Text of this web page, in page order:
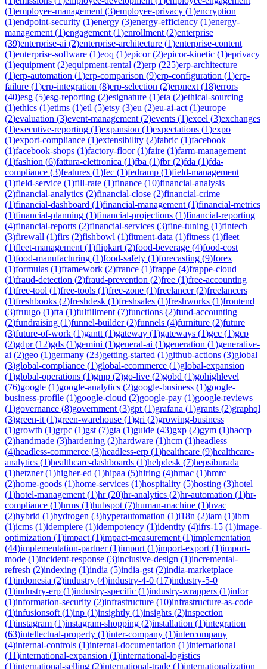
(1)employee-management (3)employee-privacy (1)encryption
(1)endpoint-security (1)energy (3)energy-efficiency (1)energy-
management (1)engagement (1)enrollment (2)enterprise
(39)enterprise-ai (2)enterprise-architecture (1)enterprise-content
(1)enterprise-software (1)eoq (1)epicor(2)epicor-kinetic (1)eprivacy
(1)equipment (2)equipment-rental (2)erp (225)erp-architecture
(1)erp-automation (1)erp-comparison (9)erp-configuration (1)erp-
failure (1)erp-integration (8)erp-selection (2)erpnext (18)errors
(40)esg (5)esg-reporting (2)esignature (1)eta (2)ethical-sourcing
(1)ethics (1)etims (1)etl (5)etsy (3)eu (2)eu-ai-act (1)europe
(2)evaluation (3)event-management (2)events (1)excel (3)exchanges
(1)executive-reporting (1)expansion (1)expectations (1)expo
(1)export-compliance (1)extensibility (2)fabric (1)facebook
(1)facebook-shops (1)factory-floor(1)faire (1)farm-management
(1)fashion (6)fattura-elettronica (1)fba (1)fbr(2)fda (1)fda-
compliance (3)features (1)fec (1)fedramp (1)field-management
(1)field-service (1)fill-rate (1)finance (10)financial-analysis
(2)financial-analytics (2)financial-close (2)financial-crime
(1)financial-dashboard (1)financial-management (1)financial-metrics
(1)financial-planning (1)financial-projections (1)financial-reporting
(4)financial-reports (2)financial-services (3)fine-tuning (1)fintech
(3)firewall (1)firs (2)fishbowl (1)fitment-data (1)fitness (1)fleet
(1)fleet-management (1)flipkart (2)food-beverage (4)food-cost
(1)food-manufacturing (1)food-safety (1)forecasting (9)forex
(1)formulas (1)framework (2)france (1)frappe (4)frappe-cloud
(1)fraud-detection (2)fraud-prevention (2)free (1)free-accounting
(1)free-tool (1)free-tools (1)free-zone (1)freelancer(2)freelancers
(1)freshbooks (2)freshdesk (1)freshsales (1)freshworks (1)frontend
(3)fruugo (1)fta (1)fulfillment (7)functions (2)fund-accounting
(2)fundraising (1)funnel-builder(2)funnels (4)furniture (2)future
(3)future-of-work (1)gantt (1)gateway (1)gateways (1)gcc (1)gcp
(2)gdpr(12)gds (1)gemini (1)general-ai (1)generation (1)generative-
ai (2)geo (1)germany (23)getting-started (1)github-actions (3)global
(3)global-compliance (1)global-ecommerce (1)global-expansion
(1)global-operations (1)gmp (2)go-live (2)gobd (1)gohighlevel
(76)google (1)google-analytics (2)google-business (1)google-
business-profile (1)google-cloud (2)google-pay (1)google-reviews
(1)governance (8)government (3)gpt (1)grafana (1)grants (2)graphql
(3)green-it (1)green-warehouse (1)gri (2)growing-business
(1)growth (1)grpc (1)gst (7)gta (1)guide (43)gxp (2)gym (1)haccp
(2)handmade (3)hardening (2)hardware (1)hcm (1)headless
(4)headless-commerce (3)headless-erp (1)healthcare (9)healthcare-
analytics (1)healthcare-dashboards (1)helpdesk (7)hepsiburada
(1)hetzner(1)higher-ed (1)hipaa (5)hiring (4)hmac (1)hmrc
(2)home-goods (1)home-services (1)hospitality (5)hosting (3)hotel
(1)hotel-management (1)hr(20)hr-analytics (2)hr-automation (1)hr-
compliance (1)hrms (1)hubspot (7)human-machine (1)hvac
(2)hybrid (1)hydrogen (3)hyperautomation (1)i18n (2)iam (1)ibm
(1)icms (1)idempiere (1)idempotency (1)identity (4)ifrs-15 (1)image-
optimization (1)impact (1)impact-measurement (1)implementation
(44)implementation-partner(1)import (1)import-export (1)import-
mode (1)incident-response (3)inclusive-design (1)incremental-
refresh (2)indexing (1)india (5)india-gst (2)india-marketplace
(1)indonesia (2)industry (4)industry-4-0 (17)industry-5-0
(1)industry-erp (1)industry-specific (1)industry-wrappers (1)infor
(1)information-security (2)infrastructure (10)infrastructure-as-code
(1)infusionsoft (1)inp (1)insightly (1)insights (2)inspection
(1)instagram (1)instagram-shopping (2)installation (1)integration
(63)intellectual-property (1)inter-company (1)intercompany
(4)internal-controls (1)internal-documentation (1)international
(11)international-expansion (1)international-logistics
(1)international-selling (2)international-trade (1)internationalization